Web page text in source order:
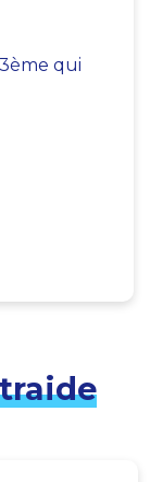
qui